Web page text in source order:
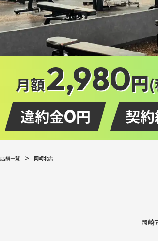
月額2,980円
違約金0円 契
店舗一覧 岡崎北店
岡崎